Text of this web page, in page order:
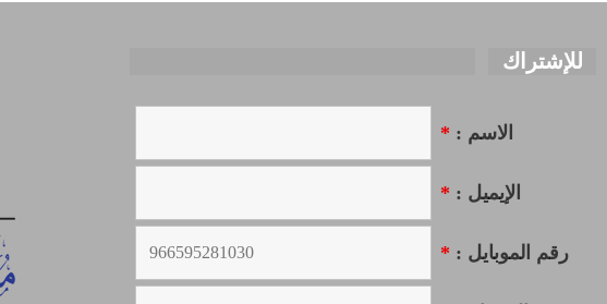
للإشتراك
الاسم : *
الإيميل : *
رقم الموبايل : *